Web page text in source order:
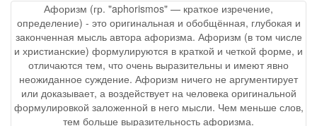
Афоризм (гр. "aphorismos" — краткое изречение,
определение) - это оригинальная и обобщённая, глубокая и
законченная мысль автора афоризма. Афоризм (в том числе
и христианские) формулируются в краткой и четкой форме, и
отличаются тем, что очень выразительны и имеют явно
неожиданное суждение. Афоризм ничего не аргументирует
или доказывает, а воздействует на человека оригинальной
формулировкой заложенной в него мысли. Чем меньше слов,
тем больше выразительность афоризма.